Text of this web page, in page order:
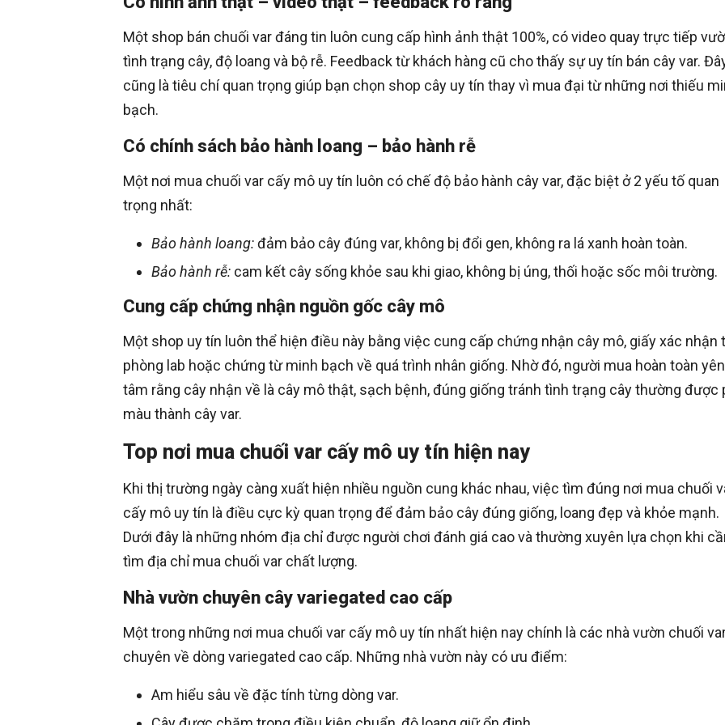
Một shop bán chuối var đáng tin luôn cung cấp hình ảnh thật 100%, có video quay trực tiếp
tình trạng cây, độ loang và bộ rễ. Feedback từ khách hàng cũ cho thấy sự uy tín bán cây var.
cũng là tiêu chí quan trọng giúp bạn chọn shop cây uy tín thay vì mua đại từ những nơi thiếu
bạch.
Có chính sách bảo hành loang – bảo hành rễ
Một nơi mua chuối var cấy mô uy tín luôn có chế độ bảo hành cây var, đặc biệt ở 2 yếu tố quan
trọng nhất:
Bảo hành loang:đảm bảo cây đúng var, không bị đổi gen, không ra lá xanh hoàn toàn.
Bảo hành rễ: cam kết cây sống khỏe sau khi giao, không bị úng, thối hoặc sốc môi trường.
Cung cấp chứng nhận nguồn gốc cây mô
Một shop uy tín luôn thể hiện điều này bằng việc cung cấp chứng nhận cây mô, giấy xác nhận
phòng lab hoặc chứng từ minh bạch về quá trình nhân giống. Nhờ đó, người mua hoàn toàn yên
tâm rằng cây nhận về là cây mô thật, sạch bệnh, đúng giống tránh tình trạng cây thường được
màu thành cây var.
Top nơi mua chuối var cấy mô uy tín hiện nay
Khi thị trường ngày càng xuất hiện nhiều nguồn cung khác nhau, việc tìm đúng nơi mua chuối
cấy mô uy tín là điều cực kỳ quan trọng để đảm bảo cây đúng giống, loang đẹp và khỏe mạnh.
Dưới đây là những nhóm địa chỉ được người chơi đánh giá cao và thường xuyên lựa chọn khi
tìm địa chỉ mua chuối var chất lượng.
Nhà vườn chuyên cây variegated cao cấp
Một trong những nơi mua chuối var cấy mô uy tín nhất hiện nay chính là các nhà vườn chuối
chuyên về dòng variegated cao cấp. Những nhà vườn này có ưu điểm:
Am hiểu sâu về đặc tính từng dòng var.